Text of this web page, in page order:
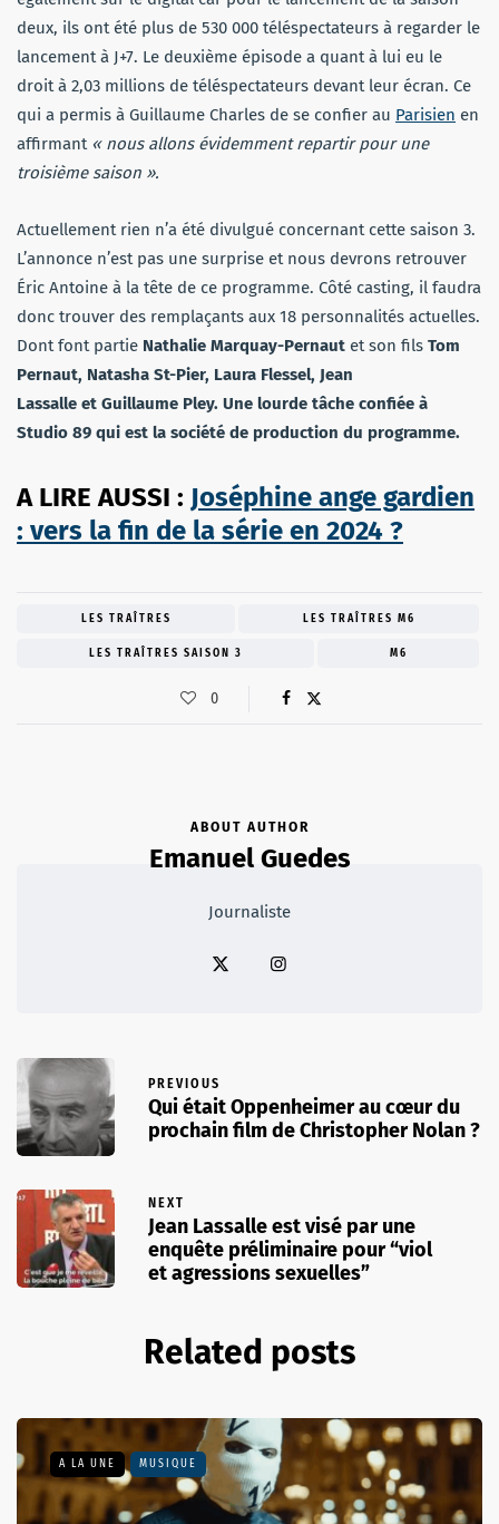
deux, ils ont été plus de 530 000 téléspectateurs à regarder le
lancement à J+7. Le deuxième épisode a quant à lui eu le
droit à 2,03 millions de téléspectateurs devant leur écran. Ce
qui a permis à Guillaume Charles de se confier au Parisien en
affirmant « nous allons évidemment repartir pour une
troisième saison ».
Actuellement rien n’a été divulgué concernant cette saison 3.
L’annonce n’est pas une surprise et nous devrons retrouver
Éric Antoine à la tête de ce programme. Côté casting, il faudra
donc trouver des remplaçants aux 18 personnalités actuelles.
Dont font partie Nathalie Marquay-Pernaut et son fils Tom
Pernaut, Natasha St-Pier, Laura Flessel, Jean
Lassalle et Guillaume Pley. Une lourde tâche confiée à
Studio 89 qui est la société de production du programme.
A LIRE AUSSI : Joséphine ange gardien
: vers la fin de la série en 2024 ?
LES TRAÎTRES LES TRAÎTRES M6
LES TRAÎTRES SAISON 3 M6
0
ABOUT AUTHOR
Emanuel Guedes
Journaliste
PREVIOUS
Qui était Oppenheimer au cœur du
prochain film de Christopher Nolan ?
NEXT
Jean Lassalle est visé par une
enquête préliminaire pour “viol
et agressions sexuelles”
Related posts
A LA UNE MUSIQUE